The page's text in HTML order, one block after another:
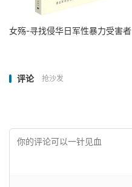
女殇-寻找侵华日军性暴力受害者
评论 抢沙发